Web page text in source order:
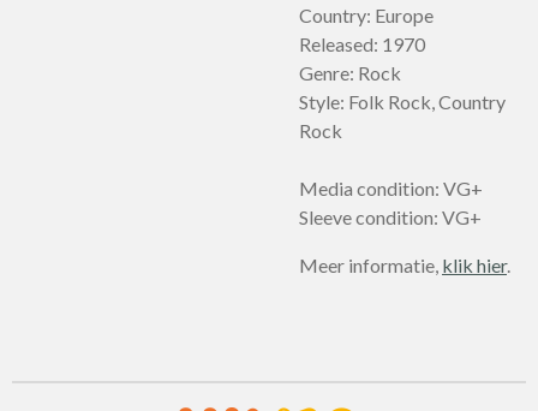
Country: Europe
Released: 1970
Genre: Rock
Style: Folk Rock, Country
Rock
Media condition: VG+
Sleeve condition: VG+
Meer informatie, klik hier.